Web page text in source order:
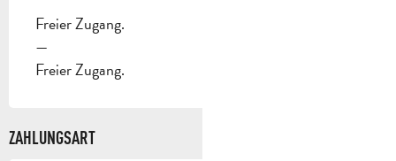
Freier Zugang.
—
Freier Zugang.
ZAHLUNGSART